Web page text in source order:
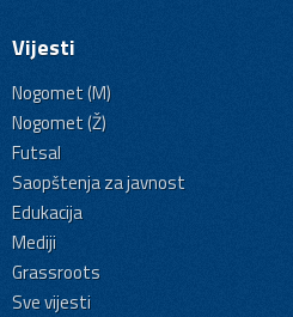
Vijesti
Nogomet (M)
Nogomet (Ž)
Futsal
Saopštenja za javnost
Edukacija
Mediji
Grassroots
Sve vijesti